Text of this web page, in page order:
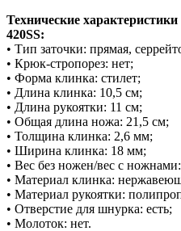
Технические
420SS:
• Тип заточки: прямая,
• Крюк-стропорез: нет;
• Форма клинка: стилет;
• Длина клинка: 10,5 см;
• Длина рукоятки: 11 см;
• Общая длина ножа: 21,5 см;
• Толщина клинка: 2,6 мм;
• Ширина клинка: 18 мм;
• Вес без ножен/вес с
• Материал клинка:
• Материал рукоятки:
• Отверстие для шнурка: есть;
• Молоток: нет.